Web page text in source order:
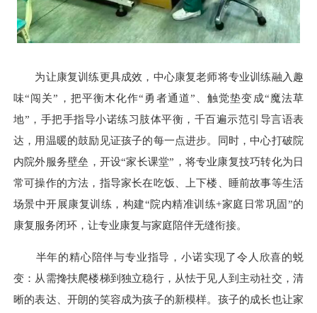
为让康复训练更具成效，中心康复老师将专业训练融入趣
味“闯关”，把平衡木化作“勇者通道”、触觉垫变成“魔法草
地”，手把手指导小诺练习肢体平衡，千百遍示范引导言语表
达，用温暖的鼓励见证孩子的每一点进步。同时，中心打破院
内院外服务壁垒，开设“家长课堂”，将专业康复技巧转化为日
常可操作的方法，指导家长在吃饭、上下楼、睡前故事等生活
场景中开展康复训练，构建“院内精准训练+家庭日常巩固”的
康复服务闭环，让专业康复与家庭陪伴无缝衔接。
半年的精心陪伴与专业指导，小诺实现了令人欣喜的蜕
变：从需搀扶爬楼梯到独立稳行，从怯于见人到主动社交，清
晰的表达、开朗的笑容成为孩子的新模样。孩子的成长也让家